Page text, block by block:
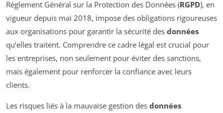
Règlement Général sur la Protection des Données (RGPD), en
vigueur depuis mai 2018, impose des obligations rigoureuses
aux organisations pour garantir la sécurité des données
qu’elles traitent. Comprendre ce cadre légal est crucial pour
les entreprises, non seulement pour éviter des sanctions,
mais également pour renforcer la confiance avec leurs
clients.
Les risques liés à la mauvaise gestion des données